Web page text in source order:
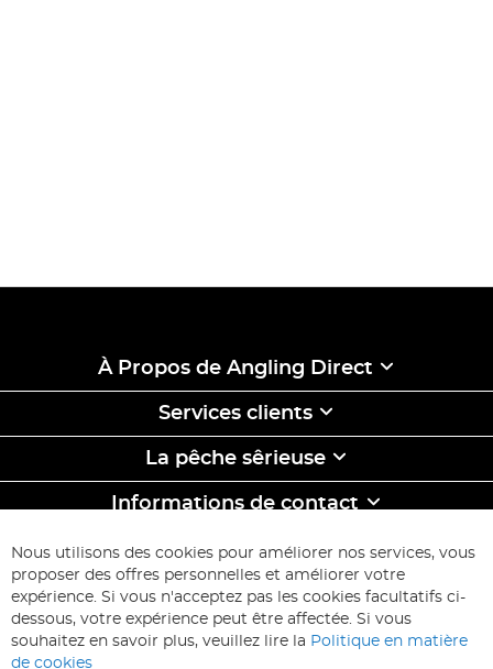
À Propos de Angling Direct
Services clients
La pêche sêrieuse
Informations de contact
ABONNEZ-VOUS & ECONOMISEZ
Inscription
à
d’information
Inscription
Nous utilisons des cookies pour améliorer nos services, vous
proposer des offres personnelles et améliorer votre
expérience. Si vous n'acceptez pas les cookies facultatifs ci-
dessous, votre expérience peut être affectée. Si vous
souhaitez en savoir plus, veuillez lire la Politique en matière
de cookies